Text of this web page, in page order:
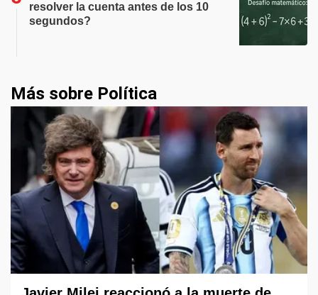
resolver la cuenta antes de los 10
segundos?
Más sobre Política